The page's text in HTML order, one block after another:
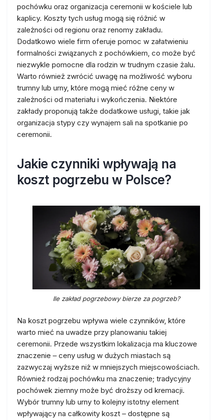
pochówku oraz organizacja ceremonii w kościele lub
kaplicy. Koszty tych usług mogą się różnić w
zależności od regionu oraz renomy zakładu.
Dodatkowo wiele firm oferuje pomoc w załatwieniu
formalności związanych z pochówkiem, co może być
niezwykle pomocne dla rodzin w trudnym czasie żalu.
Warto również zwrócić uwagę na możliwość wyboru
trumny lub urny, które mogą mieć różne ceny w
zależności od materiału i wykończenia. Niektóre
zakłady proponują także dodatkowe usługi, takie jak
organizacja stypy czy wynajem sali na spotkanie po
ceremonii.
Jakie czynniki wpływają na
koszt pogrzebu w Polsce?
Ile zakład pogrzebowy bierze za pogrzeb?
Na koszt pogrzebu wpływa wiele czynników, które
warto mieć na uwadze przy planowaniu takiej
ceremonii. Przede wszystkim lokalizacja ma kluczowe
znaczenie – ceny usług w dużych miastach są
zazwyczaj wyższe niż w mniejszych miejscowościach.
Również rodzaj pochówku ma znaczenie; tradycyjny
pochówek ziemny może być droższy od kremacji.
Wybór trumny lub urny to kolejny istotny element
wpływający na całkowity koszt – dostępne są